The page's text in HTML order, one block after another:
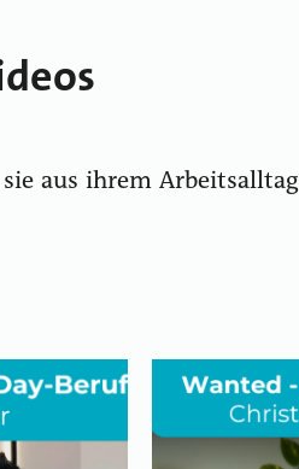
aus ihrem Arbeitsalltag